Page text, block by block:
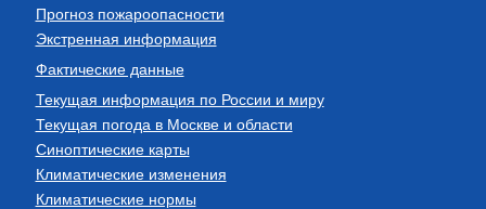
Прогноз пожароопасности
Экстренная информация
Фактические данные
Текущая информация по России и миру
Текущая погода в Москве и области
Синоптические карты
Климатические изменения
Климатические нормы